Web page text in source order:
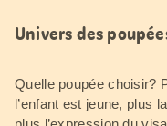
Univers des
Quelle poupée choisir?
l’enfant est jeune, plus